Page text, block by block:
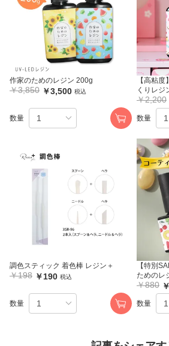
作家のためのレジン 200g
￥3,850 ￥3,500 税込
数量
【高粘
くりレジ
￥2,200
数量
調色スティック 着色棒 レジン＋
￥198 ￥190 税込
数量
【特別
ためのレ
グ液 8g
￥880
数量